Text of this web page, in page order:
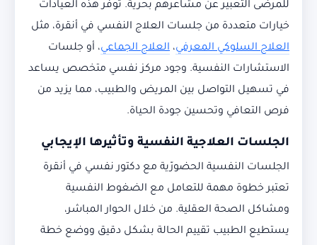
للمرضى التعبير عن مشاعرهم بحرية. توفر هذه العيادات
خيارات متعددة من جلسات العلاج النفسي في أنقرة، مثل
العلاج السلوكي المعرفي، العلاج الجماعي، أو جلسات
الاستشارات النفسية. وجود مركز نفسي متخصص يساعد
في تسهيل التواصل بين المريض والطبيب، مما يزيد من
فرص التعافي وتحسين جودة الحياة.
الجلسات العلاجية النفسية وتأثيرها الإيجابي
الجلسات النفسية الحضورّية مع دكتور نفسي في أنقرة
تعتبر خطوة مهمة للتعامل مع الضغوط النفسية
ومشاكل الصحة العقلية. من خلال الحوار المباشر،
يستطيع الطبيب تقييم الحالة بشكل دقيق ووضع خطة